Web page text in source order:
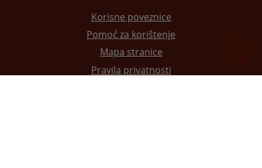
Korisne poveznice
Pomoć za korištenje
Mapa stranice
Pravila privatnosti